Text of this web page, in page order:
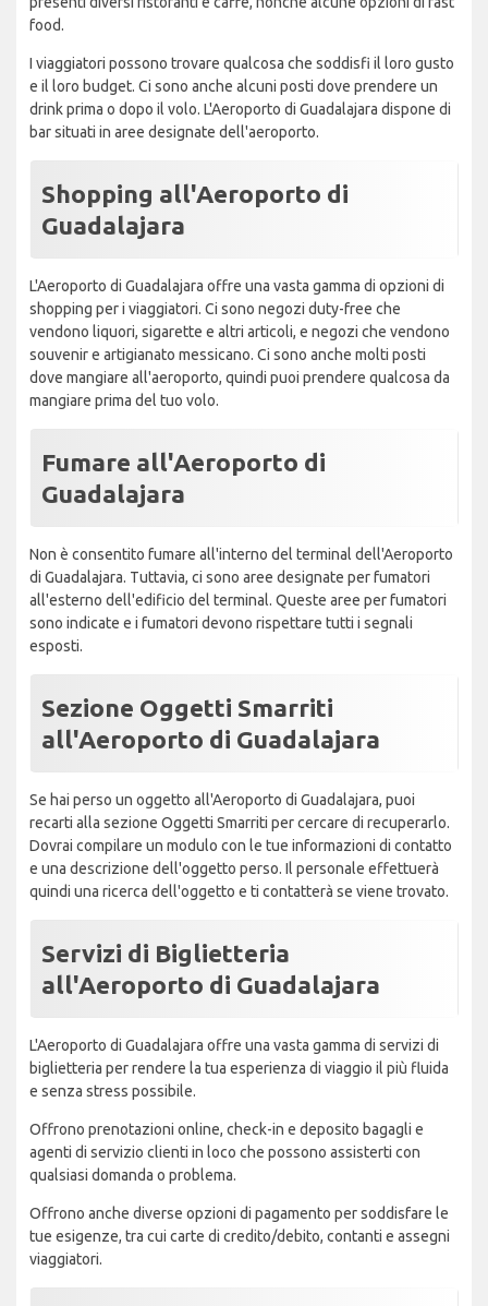
food.
I viaggiatori possono trovare qualcosa che soddisfi il loro gusto
e il loro budget. Ci sono anche alcuni posti dove prendere un
drink prima o dopo il volo. L'Aeroporto di Guadalajara dispone di
bar situati in aree designate dell'aeroporto.
Shopping all'Aeroporto di
Guadalajara
L'Aeroporto di Guadalajara offre una vasta gamma di opzioni di
shopping per i viaggiatori. Ci sono negozi duty-free che
vendono liquori, sigarette e altri articoli, e negozi che vendono
souvenir e artigianato messicano. Ci sono anche molti posti
dove mangiare all'aeroporto, quindi puoi prendere qualcosa da
mangiare prima del tuo volo.
Fumare all'Aeroporto di
Guadalajara
Non è consentito fumare all'interno del terminal dell'Aeroporto
di Guadalajara. Tuttavia, ci sono aree designate per fumatori
all'esterno dell'edificio del terminal. Queste aree per fumatori
sono indicate e i fumatori devono rispettare tutti i segnali
esposti.
Sezione Oggetti Smarriti
all'Aeroporto di Guadalajara
Se hai perso un oggetto all'Aeroporto di Guadalajara, puoi
recarti alla sezione Oggetti Smarriti per cercare di recuperarlo.
Dovrai compilare un modulo con le tue informazioni di contatto
e una descrizione dell'oggetto perso. Il personale effettuerà
quindi una ricerca dell'oggetto e ti contatterà se viene trovato.
Servizi di Biglietteria
all'Aeroporto di Guadalajara
L'Aeroporto di Guadalajara offre una vasta gamma di servizi di
biglietteria per rendere la tua esperienza di viaggio il più fluida
e senza stress possibile.
Offrono prenotazioni online, check-in e deposito bagagli e
agenti di servizio clienti in loco che possono assisterti con
qualsiasi domanda o problema.
Offrono anche diverse opzioni di pagamento per soddisfare le
tue esigenze, tra cui carte di credito/debito, contanti e assegni
viaggiatori.